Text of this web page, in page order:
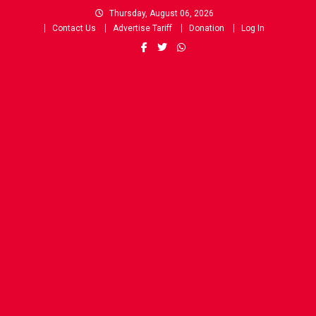
Thursday, August 06, 2026
Contact Us
Advertise Tariff Donation Log In